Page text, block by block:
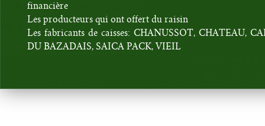
financière
Les producteurs qui ont offert du raisin
Les fabricants de caisses: CHANUSSOT, CHATEAU,
DU BAZADAIS, SAICA PACK, VIEIL